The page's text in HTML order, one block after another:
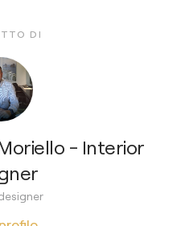
DI
- Interior